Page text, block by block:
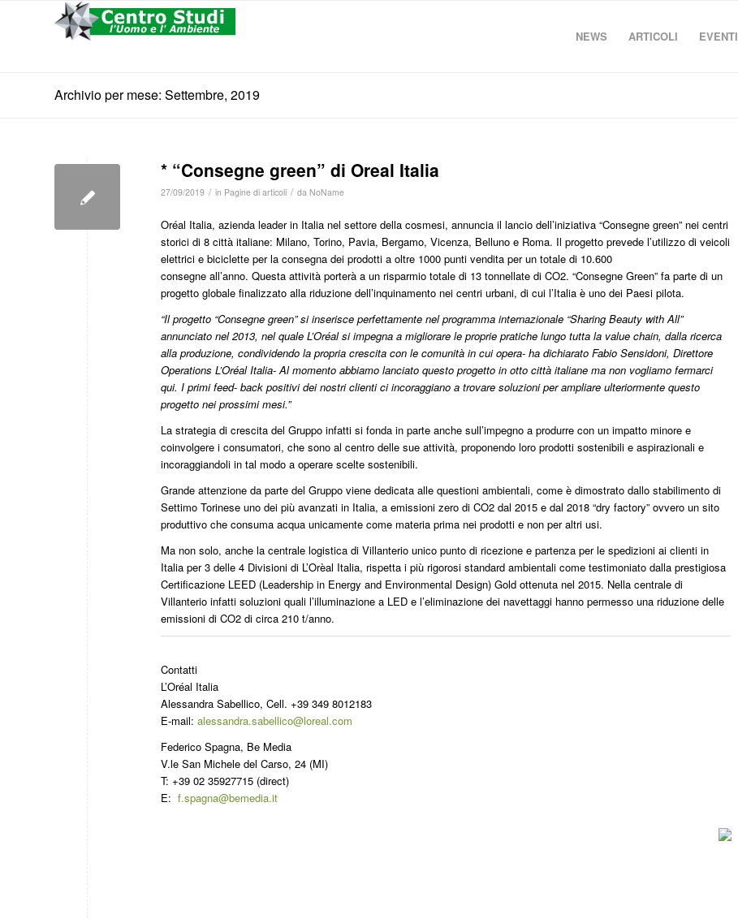
NEWS ARTICOLI EVENTI
Archivio per mese: Settembre, 2019
* “Consegne green” di Oreal Italia
27/09/2019 / in Pagine di articoli / da NoName
Oréal Italia, azienda leader in Italia nel settore della cosmesi, annuncia il lancio dell’iniziativa “Consegne green” nei centri
storici di 8 città italiane: Milano, Torino, Pavia, Bergamo, Vicenza, Belluno e Roma. Il progetto prevede l’utilizzo di veicoli
elettrici e biciclette per la consegna dei prodotti a oltre 1000 punti vendita per un totale di 10.600
consegne all’anno. Questa attività porterà a un risparmio totale di 13 tonnellate di CO2. “Consegne Green” fa parte di un
progetto globale finalizzato alla riduzione dell’inquinamento nei centri urbani, di cui l’Italia è uno dei Paesi pilota.
“Il progetto “Consegne green” si inserisce perfettamente nel programma internazionale “Sharing Beauty with All”
annunciato nel 2013, nel quale L’Oréal si impegna a migliorare le proprie pratiche lungo tutta la value chain, dalla ricerca
alla produzione, condividendo la propria crescita con le comunità in cui opera- ha dichiarato Fabio Sensidoni, Direttore
Operations L’Oréal Italia- Al momento abbiamo lanciato questo progetto in otto città italiane ma non vogliamo fermarci
qui. I primi feed- back positivi dei nostri clienti ci incoraggiano a trovare soluzioni per ampliare ulteriormente questo
progetto nei prossimi mesi.”
La strategia di crescita del Gruppo infatti si fonda in parte anche sull’impegno a produrre con un impatto minore e
coinvolgere i consumatori, che sono al centro delle sue attività, proponendo loro prodotti sostenibili e aspirazionali e
incoraggiandoli in tal modo a operare scelte sostenibili.
Grande attenzione da parte del Gruppo viene dedicata alle questioni ambientali, come è dimostrato dallo stabilimento di
Settimo Torinese uno dei più avanzati in Italia, a emissioni zero di CO2 dal 2015 e dal 2018 “dry factory” ovvero un sito
produttivo che consuma acqua unicamente come materia prima nei prodotti e non per altri usi.
Ma non solo, anche la centrale logistica di Villanterio unico punto di ricezione e partenza per le spedizioni ai clienti in
Italia per 3 delle 4 Divisioni di L’Orèal Italia, rispetta i più rigorosi standard ambientali come testimoniato dalla prestigiosa
Certificazione LEED (Leadership in Energy and Environmental Design) Gold ottenuta nel 2015. Nella centrale di
Villanterio infatti soluzioni quali l’illuminazione a LED e l’eliminazione dei navettaggi hanno permesso una riduzione delle
emissioni di CO2 di circa 210 t/anno.
Contatti
L’Oréal Italia
Alessandra Sabellico, Cell. +39 349 8012183
E-mail: alessandra.sabellico@loreal.com
Federico Spagna, Be Media
V.le San Michele del Carso, 24 (MI)
T: +39 02 35927715 (direct)
E: f.spagna@bemedia.it